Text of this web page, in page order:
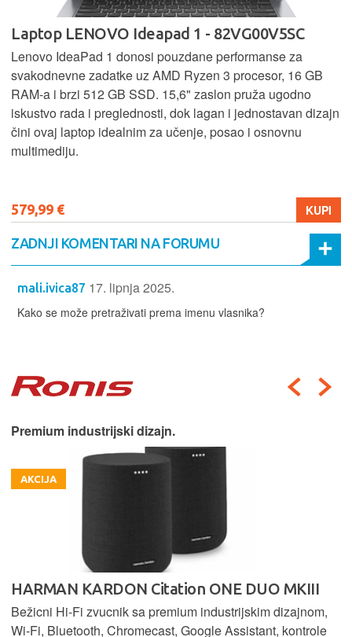
Laptop LENOVO Ideapad 1 - 82VG00V5SC
Lenovo IdeaPad 1 donosi pouzdane performanse za
svakodnevne zadatke uz AMD Ryzen 3 procesor, 16 GB
RAM-a i brzi 512 GB SSD. 15,6" zaslon pruža ugodno
iskustvo rada i preglednosti, dok lagan i jednostavan dizajn
čini ovaj laptop idealnim za učenje, posao i osnovnu
multimediju.
579,99 € KUPI
ZADNJI KOMENTARI NA FORUMU
mali.ivica87 17. lipnja 2025.
Kako se može pretraživati prema imenu vlasnika?
Premium industrijski dizajn.
AKCIJA
HARMAN KARDON Citation ONE DUO MKIII
Bežicni Hi-Fi zvucnik sa premium industrijskim dizajnom,
Wi-Fi, Bluetooth, Chromecast, Google Assistant, kontrole